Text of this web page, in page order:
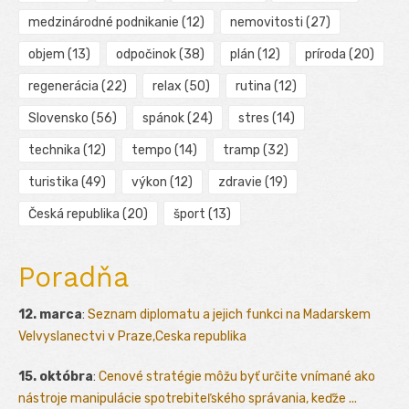
medzinárodné podnikanie (12) nemovitosti (27)
objem (13) odpočinok(38) plán (12) príroda (20)
regenerácia (22) relax (50) rutina (12)
Slovensko (56) spánok(24) stres (14)
technika (12) tempo (14) tramp (32)
turistika (49) výkon (12) zdravie (19)
Česká republika (20) šport (13)
Poradňa
12. marca: Seznam diplomatu a jejich funkci na Madarskem
Velvyslanectvi v Praze,Ceska republika
15. októbra: Cenové stratégie môžu byť určite vnímané ako
nástroje manipulácie spotrebiteľského správania, keďže ...